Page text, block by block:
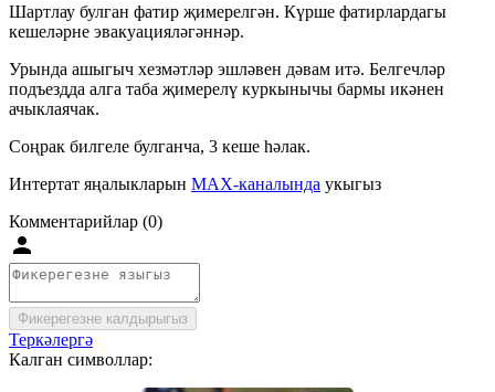
Шартлау булган фатир җимерелгән. Күрше фатирлардагы
кешеләрне эвакуацияләгәннәр.
Урында ашыгыч хезмәтләр эшләвен дәвам итә. Белгечләр
подъездда алга таба җимерелү куркынычы бармы икәнен
ачыклаячак.
Соңрак билгеле булганча, 3 кеше һәлак.
Интертат яңалыкларын MAX-каналында укыгыз
Комментарийлар (0)
Фикерегезне калдырыгыз
Теркәлергә
Калган символлар: